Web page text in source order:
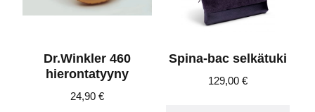
Dr.Winkler 460
hierontatyyny
24,90€
Spina-bac selkätuki
129,00 €